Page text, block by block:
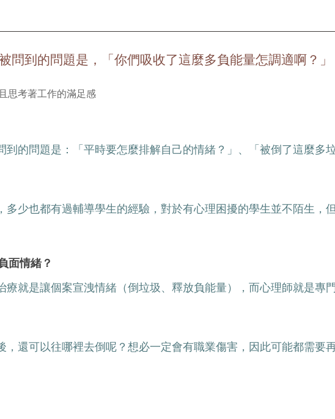
問到的問題是，「你們吸收了這麼多負能量怎調適啊？」
到的問題是：「平時要怎麼排解自己的情緒？」、「被倒了這麼多
多少也都有過輔導學生的經驗，對於有心理困擾的學生並不陌生，
面情緒？
療就是讓個案宣洩情緒（倒垃圾、釋放負能量），而心理師就是專
，還可以往哪裡去倒呢？想必一定會有職業傷害，因此可能都需要